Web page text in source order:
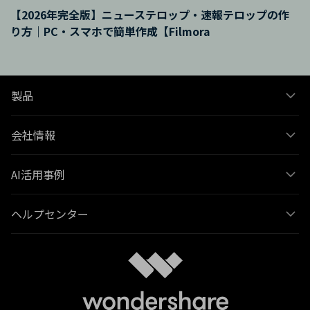
【2026年完全版】ニューステロップ・速報テロップの作
り方｜PC・スマホで簡単作成【Filmora
製品
会社情報
AI活用事例
ヘルプセンター